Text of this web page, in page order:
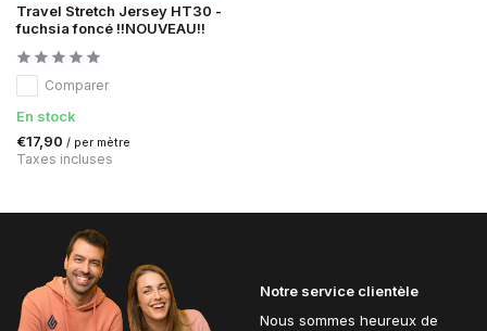
Travel Stretch Jersey HT30 -
fuchsia foncé !!NOUVEAU!!
Comparer
En stock
€17,90 / per mètre
Taxes incluses
Notre service clientèle
Nous sommes heureux de